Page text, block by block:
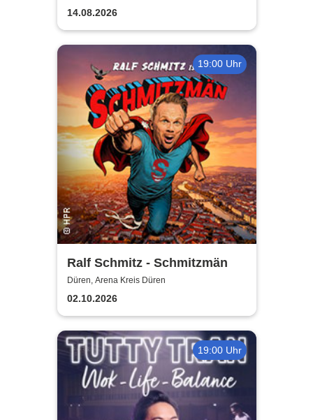
14.08.2026
19:00 Uhr
Ralf Schmitz - Schmitzmän
Düren, Arena Kreis Düren
02.10.2026
19:00 Uhr